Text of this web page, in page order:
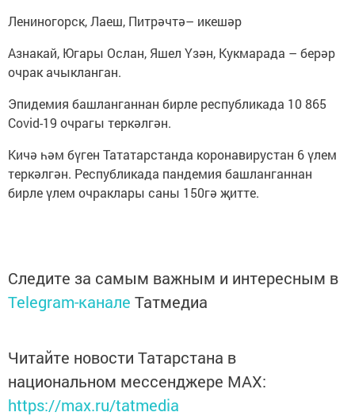
Лениногорск, Лаеш, Питрәчтә– икешәр
Азнакай, Югары Ослан, Яшел Үзән, Кукмарада – берәр
очрак ачыкланган.
Эпидемия башланганнан бирле республикада 10 865
Covid-19 очрагы теркәлгән.
Кичә һәм бүген Тататарстанда коронавирустан 6 үлем
теркәлгән. Республикада пандемия башланганнан
бирле үлем очраклары саны 150гә җитте.
Следите за самым важным и интересным в
Telegram-канале Татмедиа
Читайте новости Татарстана в
национальном мессенджере MАХ:
https://max.ru/tatmedia